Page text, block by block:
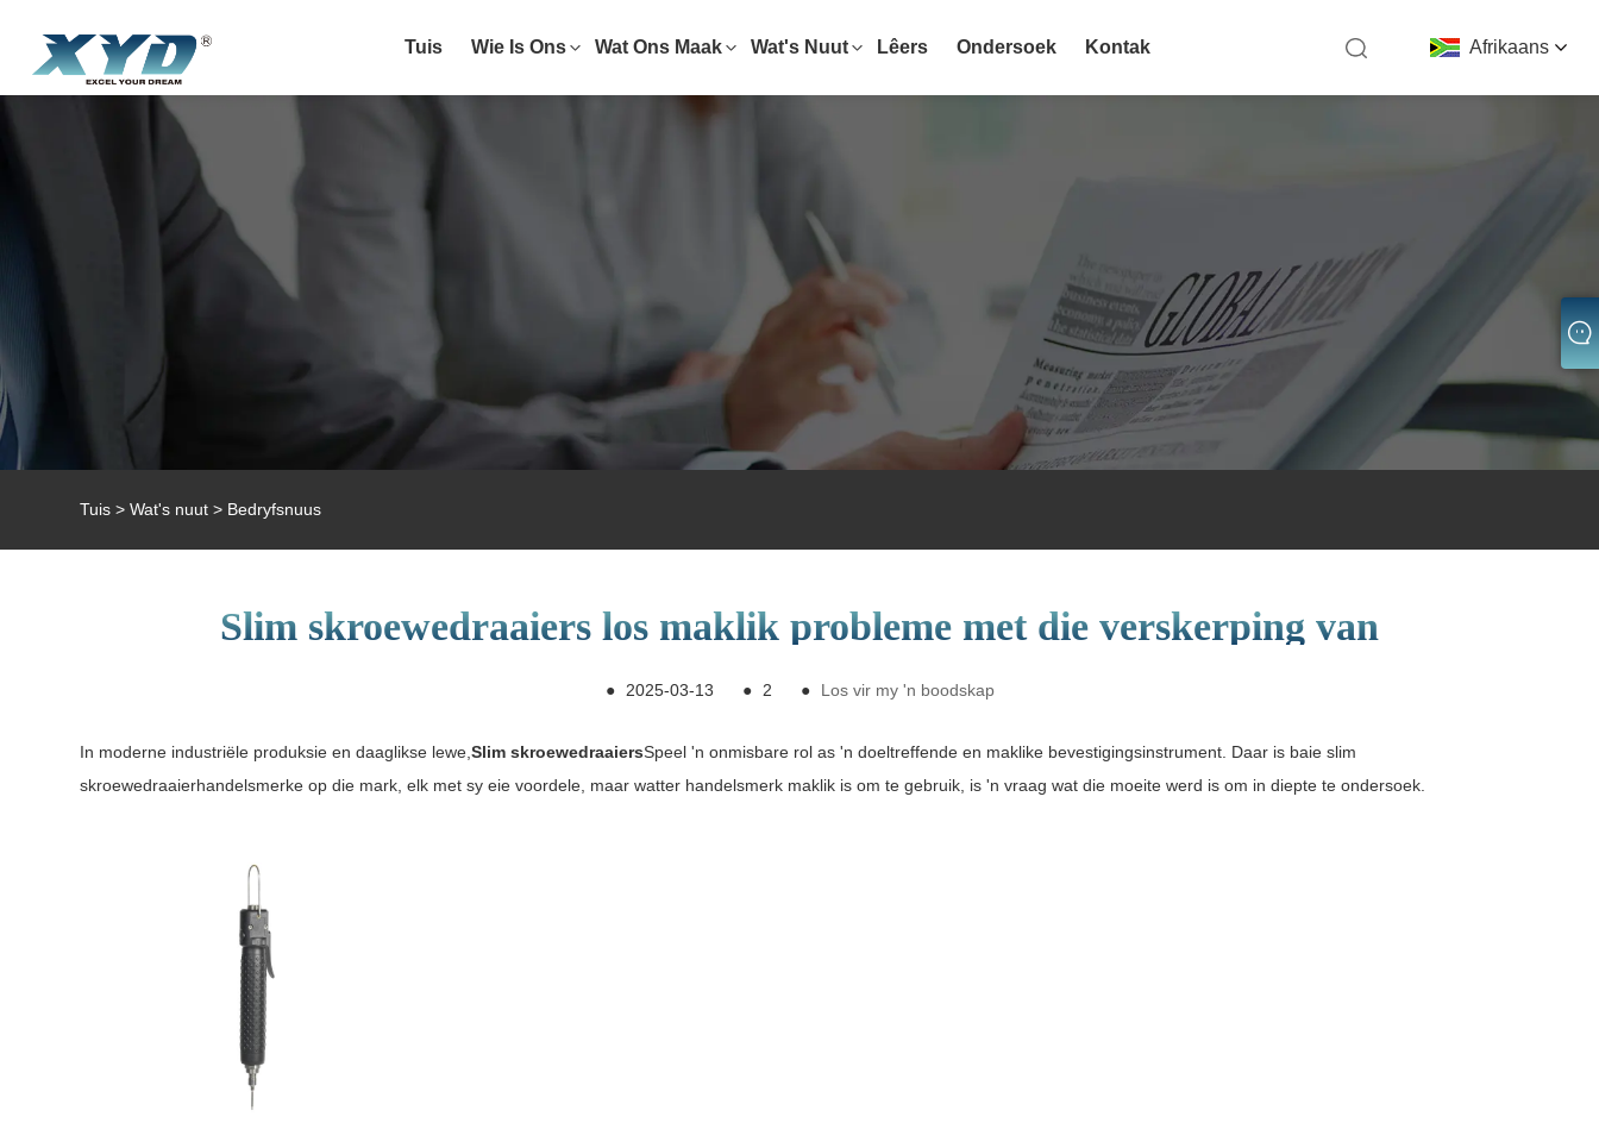
Afrikaans
Tuis Wie Is Ons Wat Ons Maak Wat's Nuut Lêers Ondersoek Kontak
Tuis > Wat's nuut > Bedryfsnuus
Slim skroewedraaiers los maklik probleme met die verskerping van
● 2025-03-13 ● 2 ● Los vir my 'n boodskap
In moderne industriële produksie en daaglikse lewe,Slim skroewedraaiersSpeel 'n onmisbare rol as 'n doeltreffende en maklike bevestigingsinstrument. Daar is baie slim
skroewedraaierhandelsmerke op die mark, elk met sy eie voordele, maar watter handelsmerk maklik is om te gebruik, is 'n vraag wat die moeite werd is om in diepte te ondersoek.